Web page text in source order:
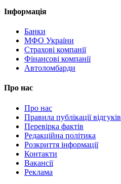
Інформація
Банки
МФО України
Страхові компанії
Фінансові компанії
Автоломбарди
Про нас
Про нас
Правила публікації відгуків
Перевірка фактів
Редакційна політика
Розкриття інформації
Контакти
Вакансії
Реклама